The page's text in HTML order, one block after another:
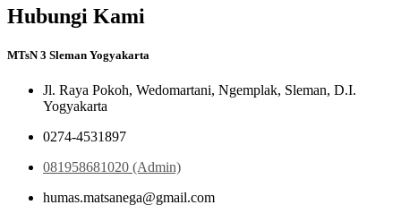
Hubungi Kami
MTsN 3 Sleman Yogyakarta
Jl. Raya Pokoh, Wedomartani, Ngemplak, Sleman, D.I.
Yogyakarta
0274-4531897
081958681020 (Admin)
humas.matsanega@gmail.com